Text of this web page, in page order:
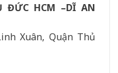
ĐỨC HCM –DĨ AN
Xuân, Quận Thủ